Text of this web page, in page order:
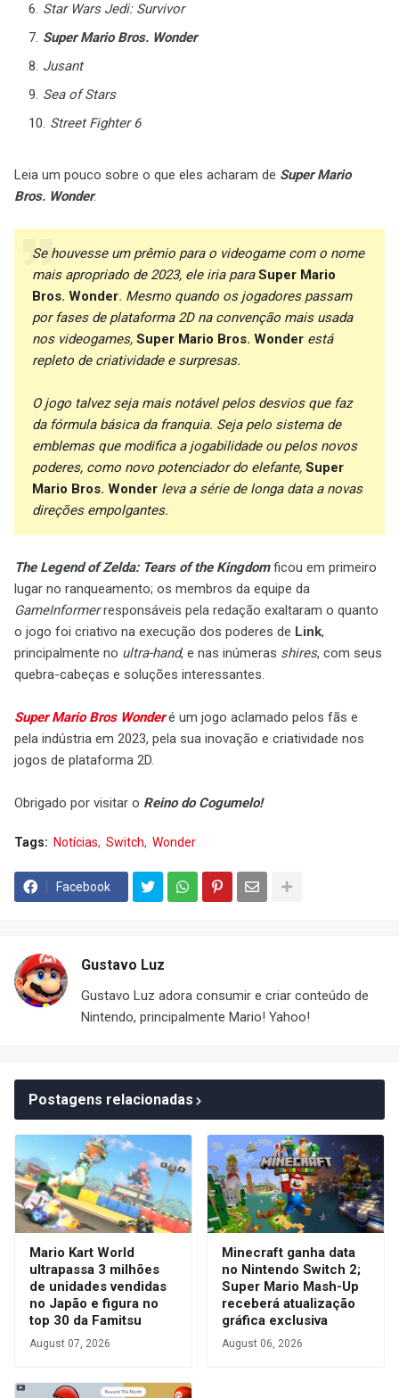
Star Wars Jedi: Survivor
Super Mario Bros. Wonder
Jusant
Sea of Stars
Street Fighter 6
Leia um pouco sobre o que eles acharam de Super Mario
Bros. Wonder:
Se houvesse um prêmio para o videogame com o nome
mais apropriado de 2023, ele iria paraSuper Mario
Bros. Wonder. Mesmo quando os jogadores passam
por fases de plataforma 2D na convenção mais usada
nos videogames, Super Mario Bros. Wonder está
repleto de criatividade e surpresas.
O jogo talvez seja mais notável pelos desvios que faz
da fórmula básica da franquia. Seja pelo sistema de
emblemas que modifica a jogabilidade ou pelos novos
poderes, como novo potenciador do elefante, Super
Mario Bros. Wonder leva a série de longa data a novas
direções empolgantes.
The Legend of Zelda: Tears of the Kingdomficou em primeiro
lugar no ranqueamento; os membros da equipe da
GameInformerresponsáveis pela redação exaltaram o quanto
o jogo foi criativo na execução dos poderes de Link,
principalmente no ultra-hand, e nas inúmeras shires, com seus
quebra-cabeças e soluções interessantes.
Super Mario Bros Wonderé um jogo aclamado pelos fãs e
pela indústria em 2023, pela sua inovação e criatividade nos
jogos de plataforma 2D.
Obrigado por visitar o Reino do Cogumelo!
Tags: Notícias Switch Wonder
Facebook
Gustavo Luz
Gustavo Luz adora consumir e criar conteúdo de
Nintendo, principalmente Mario! Yahoo!
Postagens relacionadas
Mario Kart World
ultrapassa 3 milhões
de unidades vendidas
no Japão e figura no
top 30 da Famitsu
August 07, 2026
Minecraft ganha data
no Nintendo Switch 2;
Super Mario Mash-Up
receberá atualização
gráfica exclusiva
August 06, 2026